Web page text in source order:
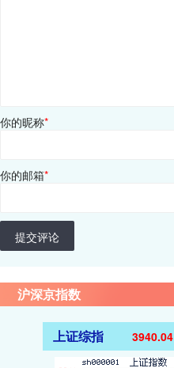
你的昵称*
你的邮箱*
提交评论
沪深京指数
上证综指 3940.04